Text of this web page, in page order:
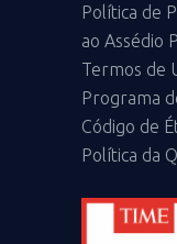
Política de
ao Assédio
Termos de
Programa
Código de
Política da